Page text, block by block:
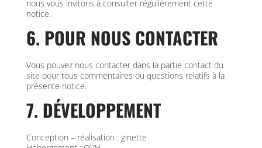
nous vous invitons à consulter régulièrement cette
notice.
6. POUR NOUS CONTACTER
Vous pouvez nous contacter dans la partie contact du
site pour tous commentaires ou questions relatifs à la
présente notice.
7. DÉVELOPPEMENT
Conception – réalisation : ginette